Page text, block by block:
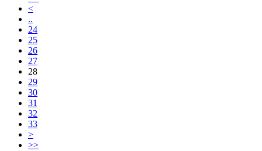
<
..
24
25
26
27
28
29
30
31
32
33
>
>>